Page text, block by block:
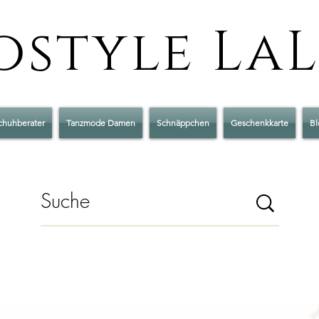
Tanzmode Damen Schnäppchen Geschenkkarte